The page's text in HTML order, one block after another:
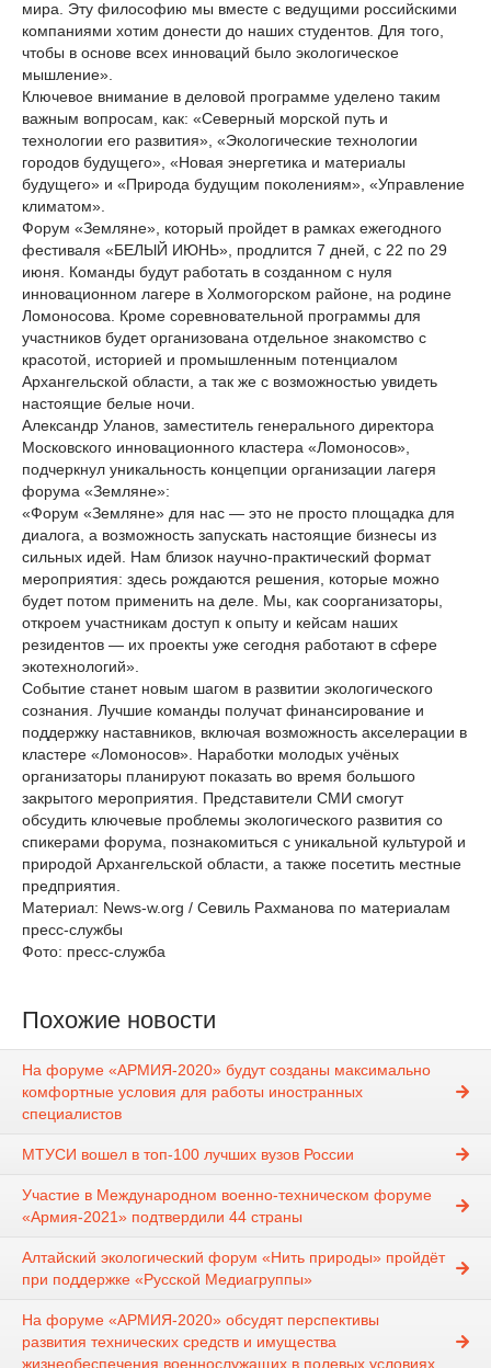
мира. Эту философию мы вместе с ведущими российскими
компаниями хотим донести до наших студентов. Для того,
чтобы в основе всех инноваций было экологическое
мышление».
Ключевое внимание в деловой программе уделено таким
важным вопросам, как: «Северный морской путь и
технологии его развития», «Экологические технологии
городов будущего», «Новая энергетика и материалы
будущего» и «Природа будущим поколениям», «Управление
климатом».
Форум «Земляне», который пройдет в рамках ежегодного
фестиваля «БЕЛЫЙ ИЮНЬ», продлится 7 дней, с 22 по 29
июня. Команды будут работать в созданном с нуля
инновационном лагере в Холмогорском районе, на родине
Ломоносова. Кроме соревновательной программы для
участников будет организована отдельное знакомство с
красотой, историей и промышленным потенциалом
Архангельской области, а так же с возможностью увидеть
настоящие белые ночи.
Александр Уланов, заместитель генерального директора
Московского инновационного кластера «Ломоносов»,
подчеркнул уникальность концепции организации лагеря
форума «Земляне»:
«Форум «Земляне» для нас — это не просто площадка для
диалога, а возможность запускать настоящие бизнесы из
сильных идей. Нам близок научно-практический формат
мероприятия: здесь рождаются решения, которые можно
будет потом применить на деле. Мы, как соорганизаторы,
откроем участникам доступ к опыту и кейсам наших
резидентов — их проекты уже сегодня работают в сфере
экотехнологий».
Событие станет новым шагом в развитии экологического
сознания. Лучшие команды получат финансирование и
поддержку наставников, включая возможность акселерации в
кластере «Ломоносов». Наработки молодых учёных
организаторы планируют показать во время большого
закрытого мероприятия. Представители СМИ смогут
обсудить ключевые проблемы экологического развития со
спикерами форума, познакомиться с уникальной культурой и
природой Архангельской области, а также посетить местные
предприятия.
Материал: News-w.org / Севиль Рахманова по материалам
пресс-службы
Фото: пресс-служба
Похожие новости
На форуме «АРМИЯ-2020» будут созданы максимально
комфортные условия для работы иностранных
специалистов
МТУСИ вошел в топ-100 лучших вузов России
Участие в Международном военно-техническом форуме
«Армия-2021» подтвердили 44 страны
Алтайский экологический форум «Нить природы» пройдёт
при поддержке «Русской Медиагруппы»
На форуме «АРМИЯ-2020» обсудят перспективы
развития технических средств и имущества
жизнеобеспечения военнослужащих в полевых условиях